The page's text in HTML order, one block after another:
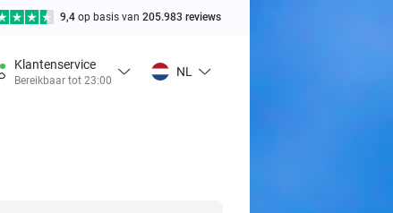
9,4 op basis van 205.983 reviews
Klantenservice
Bereikbaar tot 23:00
NL